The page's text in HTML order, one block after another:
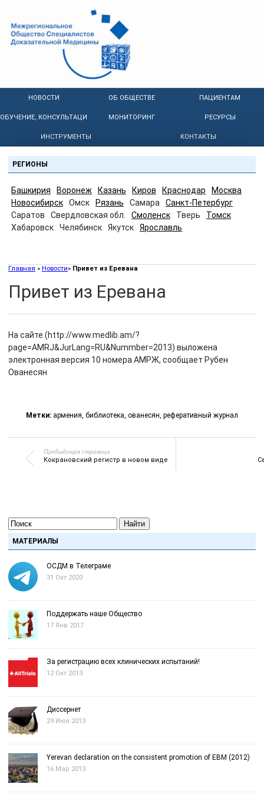
НОВОСТИ ОБ ОБЩЕСТВЕ ПАЦИЕНТАМ
ОБУЧЕНИЕ, КОНСУЛЬТАЦИИ МОНИТОРИНГ РЕСУРСЫ
ИНСТРУМЕНТЫ КОНТАКТЫ
РЕГИОНЫ
Башкирия Воронеж Казань Киров Краснодар
Москва
Новосибирск
Омск Рязань Самара
Санкт-Петербург
Саратов
Свердловская обл. Смоленск Тверь
Томск
Хабаровск
Челябинск Якутск Ярославль
Главная » Новости» Привет из Еревана
Привет из Еревана
На сайте (http://www.medlib.am/?
page=AMRJ&JurLang=RU&Nummber=2013) выложена
электронная версия 10 номера АМРЖ, сообщает Рубен
Ованесян
Метки: армения, библиотека, ованесян, реферативный журнал
Предыдущая страница
Кокрановский регистр в новом виде
Найти
МАТЕРИАЛЫ
ОСДМ в Телеграме
31 Окт 2020
Поддержать наше Общество
17 Янв 2017
За регистрацию всех клинических испытаний!
12 Окт 2013
Диссернет
29 Июл 2013
Yerevan declaration on the consistent promotion of EBM (2012)
16 Мар 2013